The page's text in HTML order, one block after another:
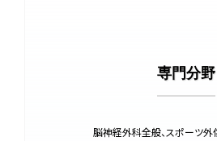
専門分野
脳神経外科全般、スポーツ外